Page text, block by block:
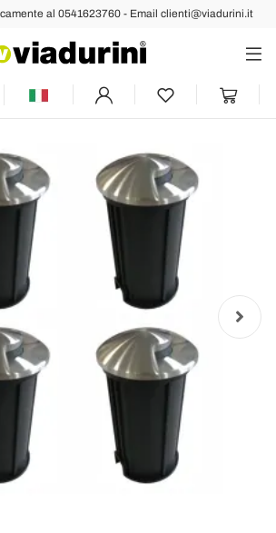
al 0541623760 - Email clienti@viadurini.it
Prec Succ
a Led 2W per Esterno
Inox, 4 Pezzi - Mayor